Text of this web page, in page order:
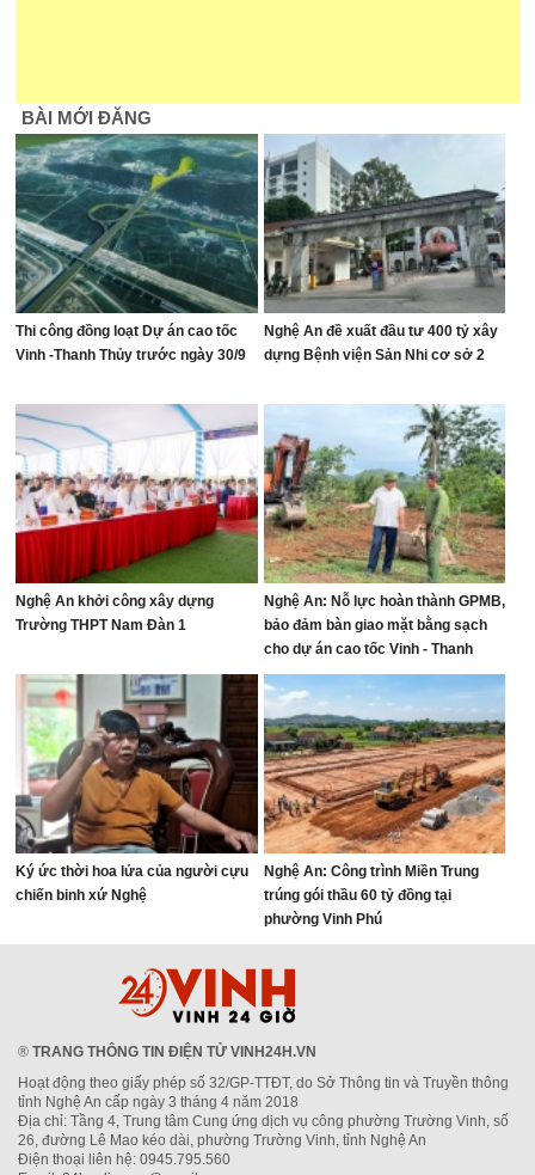
BÀI MỚI ĐĂNG
Thi công đồng loạt Dự án cao tốc
Vinh -Thanh Thủy trước ngày 30/9
Nghệ An đề xuất đầu tư 400 tỷ xây
dựng Bệnh viện Sản Nhi cơ sở 2
Nghệ An khởi công xây dựng
Trường THPT Nam Đàn 1
Nghệ An: Nỗ lực hoàn thành GPMB,
bảo đảm bàn giao mặt bằng sạch
cho dự án cao tốc Vinh - Thanh
Thủy
Ký ức thời hoa lửa của người cựu
chiến binh xứ Nghệ
Nghệ An: Công trình Miền Trung
trúng gói thầu 60 tỷ đồng tại
phường Vinh Phú
® TRANG THÔNG TIN ĐIỆN TỬ VINH24H.VN
Hoạt động theo giấy phép số 32/GP-TTĐT, do Sở Thông tin và Truyền thông
tỉnh Nghệ An cấp ngày 3 tháng 4 năm 2018
Địa chỉ: Tầng 4, Trung tâm Cung ứng dịch vụ công phường Trường Vinh, số
26, đường Lê Mao kéo dài, phường Trường Vinh, tỉnh Nghệ An
Điện thoại liên hệ: 0945.795.560